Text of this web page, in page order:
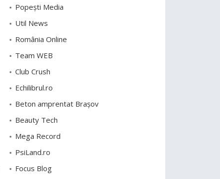
Popești Media
Util News
România Online
Team WEB
Club Crush
Echilibrul.ro
Beton amprentat Brașov
Beauty Tech
Mega Record
PsiLand.ro
Focus Blog